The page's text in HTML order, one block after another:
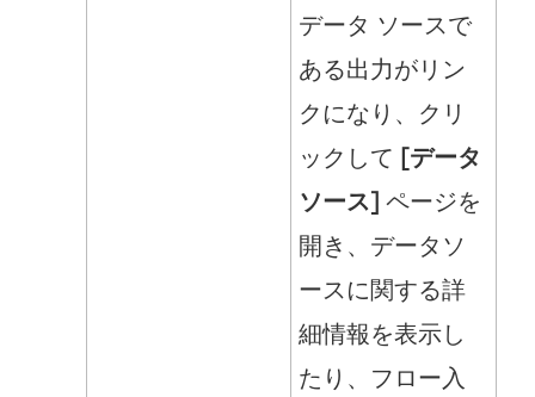
ィ
ン
ド
ウ
で
リ
ン
ク
が
データ ソースで
ある出力がリン
クになり、クリ
ックして [データ
ソース] ページを
開き、データソ
ースに関する詳
細情報を表示し
たり、フロー入